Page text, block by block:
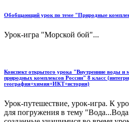
Обобщающий урок по теме "Природные
Урок-игра "Морской бой"...
Конспект открытого урока "Внутренние воды и
природных комплексов России" 8 класс
география+химия+ИКТ+история)
Урок-путешествие, урок-игра. К
для погружения в тему